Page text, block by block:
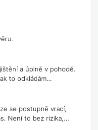
a úplně v pohodě.
to odkládám…
se postupně vrací,
Není to bez rizika,…